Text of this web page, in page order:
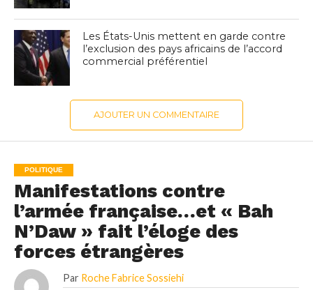
Les États-Unis mettent en garde contre
l’exclusion des pays africains de l’accord
commercial préférentiel
AJOUTER UN COMMENTAIRE
POLITIQUE
Manifestations contre
l’armée française…et « Bah
N’Daw » fait l’éloge des
forces étrangères
Par Roche Fabrice Sossiehi